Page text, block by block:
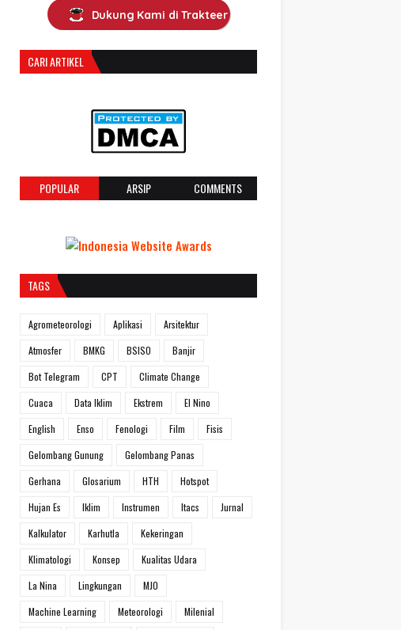
Dukung Kami di Trakteer
CARI ARTIKEL
POPULAR ARSIP COMMENTS
TAGS
Agrometeorologi Aplikasi
Arsitektur
Atmosfer
BMKG BSISO
Banjir
Bot Telegram
CPT
Climate Change
Cuaca
Data Iklim Ekstrem
El Nino
English
Enso Fenologi Film
Fisis
Gelombang Gunung
Gelombang Panas
Gerhana
Glosarium HTH
Hotspot
Hujan Es
Iklim Instrumen Itacs
Jurnal
Kalkulator
Karhutla
Kekeringan
Klimatologi
Konsep
Kualitas Udara
La Nina
Lingkungan
MJO
Machine Learning
Meteorologi
Milenial